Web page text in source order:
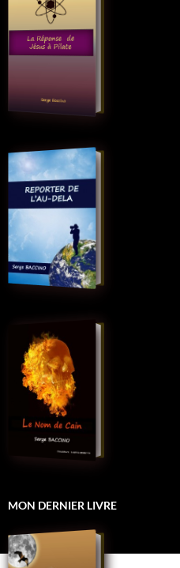
MON DERNIER LIVRE